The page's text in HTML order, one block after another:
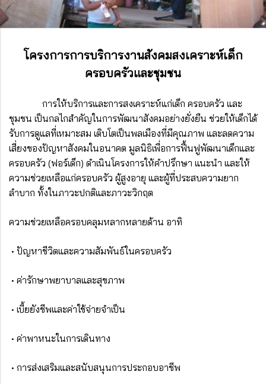
โครงการการบริการงานสังคมสงเคราะห์เด็ก
ครอบครัวและชุมชน
การให้บริการและการสงเคราะห์แก่เด็ก ครอบครัว และ
ชุมชน เป็นกลไกสำคัญในการพัฒนาสังคมอย่างยั่งยืน ช่วยให้เด็กได้
รับการดูแลที่เหมาะสม เติบโตเป็นพลเมืองที่มีคุณภาพ และลดความ
เสี่ยงของปัญหาสังคมในอนาคต มูลนิธิเพื่อการฟื้นฟูพัฒนาเด็กและ
ครอบครัว (ฟอร์เด็ก) ดำเนินโครงการให้คำปรึกษา แนะนำ และให้
ความช่วยเหลือแก่ครอบครัว ผู้สูงอายุ และผู้ที่ประสบความยาก
ลำบาก ทั้งในภาวะปกติและภาวะวิกฤต
ความช่วยเหลือครอบคลุมหลากหลายด้าน อาทิ
• ปัญหาชีวิตและความสัมพันธ์ในครอบครัว
• ค่ารักษาพยาบาลและสุขภาพ
• เบี้ยยังชีพและค่าใช้จ่ายจำเป็น
• ค่าพาหนะในการเดินทาง
• การส่งเสริมและสนับสนุนการประกอบอาชีพ